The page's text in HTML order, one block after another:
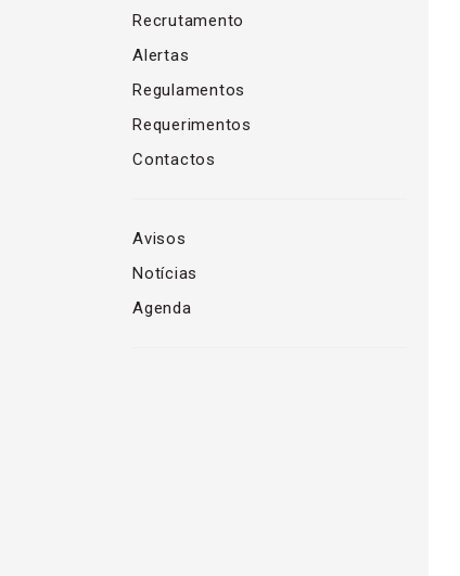
Recrutamento
Alertas
Regulamentos
Requerimentos
Contactos
Avisos
Notícias
Agenda